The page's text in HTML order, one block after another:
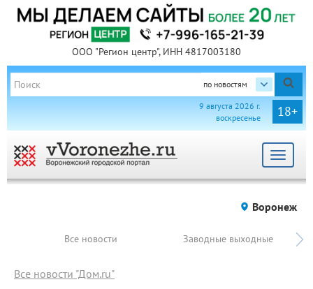
ООО "Регион центр", ИНН 4817003180
по новостям
18+
9 августа 2026 г.
воскресенье
Toggle
Воронеж
Все новости Заводные выходные
Все новости "Дом.ru"